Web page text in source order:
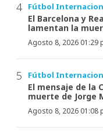
Fútbol
El Barcelona y
lamentan la
Agosto 8, 2026 01:29
Fútbol
El mensaje de la
muerte de Jorge
Agosto 8, 2026 01:08